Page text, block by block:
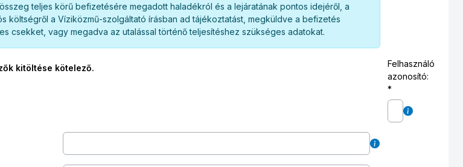
teljes körű befizetésére megadott haladékról és a lejáratának pontos idejéről, a
költségről a Víziközmű-szolgáltató írásban ad tájékoztatást, megküldve a befizetés
csekket, vagy megadva az utalással történő teljesítéshez szükséges adatokat.
kitöltése kötelező.
Felhasználó
azonosító: